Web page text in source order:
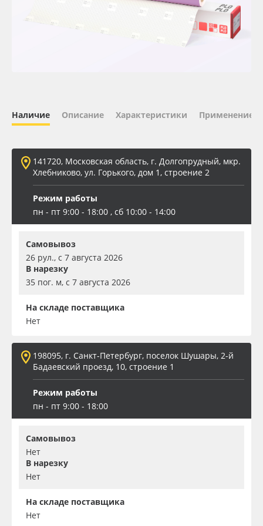
Oracal 641
ПЭТ листовой
Вспененный ПВХ
Баннер
Наличие Описание Характеристики Применение
141720, Московская область, г. Долгопрудный, мкр.
Хлебниково, ул. Горького, дом 1, строение 2
Режим работы
пн - пт 9:00 - 18:00 , сб 10:00 - 14:00
Самовывоз
26 рул., с 7 августа 2026
В нарезку
35 пог. м, с 7 августа 2026
На складе поставщика
Нет
198095, г. Санкт-Петербург, поселок Шушары, 2-й
Бадаевский проезд, 10, строение 1
Режим работы
пн - пт 9:00 - 18:00
Самовывоз
Нет
В нарезку
Нет
На складе поставщика
Нет